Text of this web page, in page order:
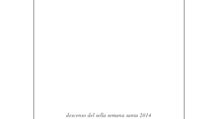
descenso del sella semana santa 2014